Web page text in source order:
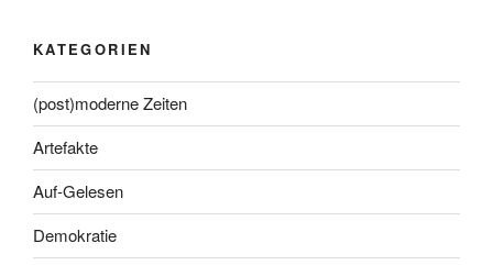
KATEGORIEN
(post)moderne Zeiten
Artefakte
Auf-Gelesen
Demokratie